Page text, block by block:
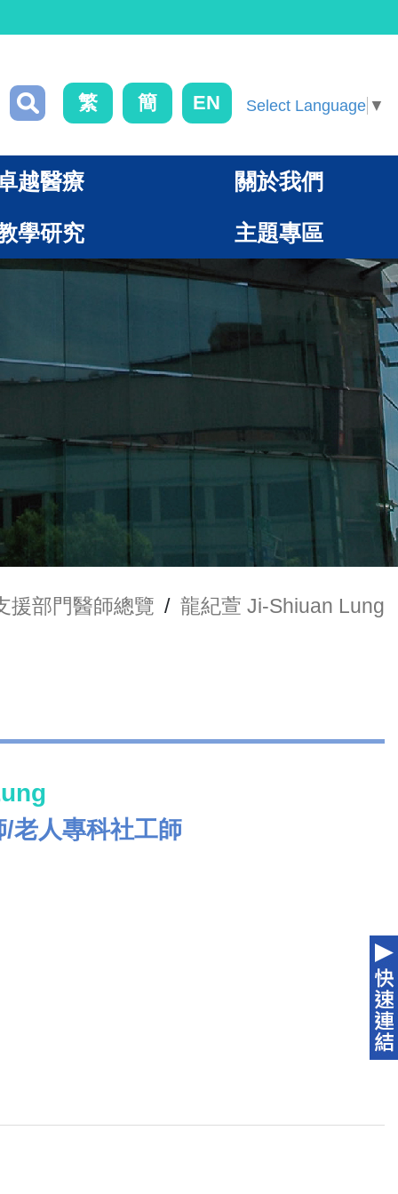
繁 簡 EN Select Language ▼
越醫療 關於我們
學研究 主題專區
援部門醫師總覽 / 龍紀萱 Ji-Shiuan Lung
老人專科社工師